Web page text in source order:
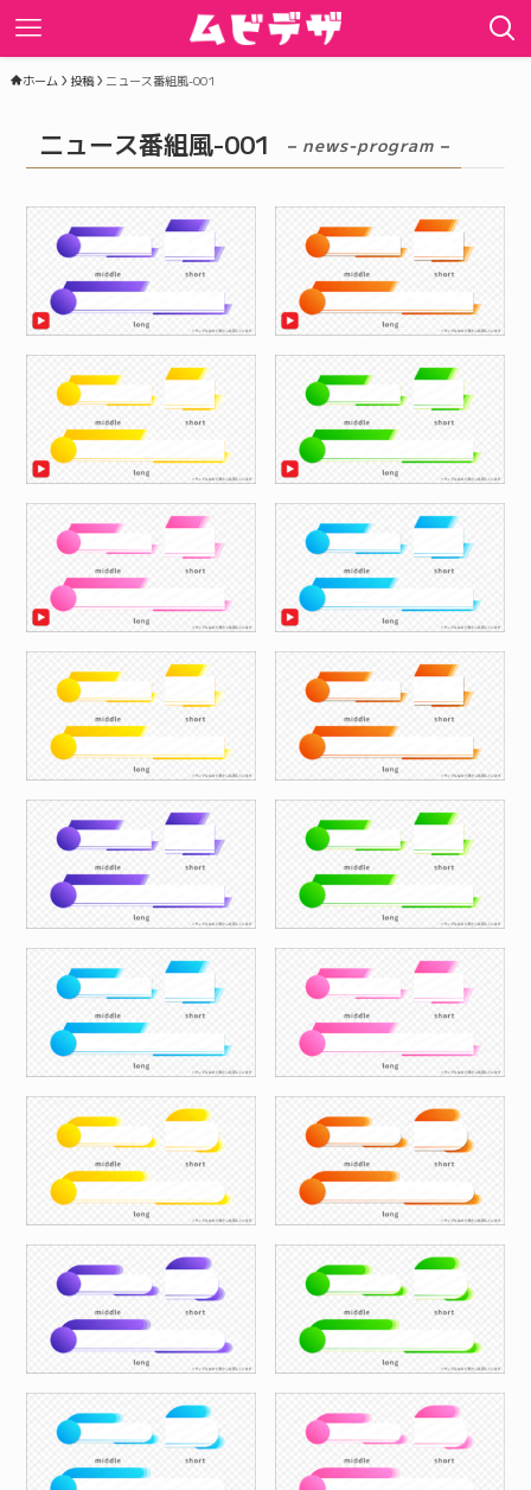
ホーム 投稿 ニュース番組風-001
ニュース番組風-001 – news-program –